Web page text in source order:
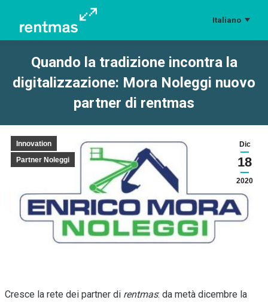
Italiano
Quando la tradizione incontra la
digitalizzazione: Mora Noleggi nuovo
partner di rentmas
Dic
18
2020
Innovation
Partner Noleggi
Cresce la rete dei partner di rentmas: da metà dicembre la